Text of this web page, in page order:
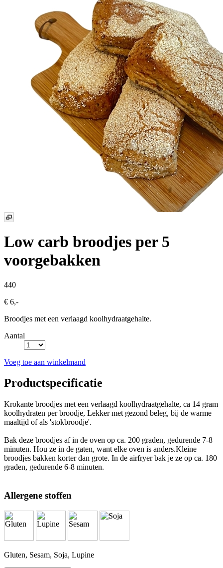
Low carb broodjes per 5
voorgebakken
440
€ 6,-
Broodjes met een verlaagd koolhydraatgehalte.
Aantal
Voeg toe aan winkelmand
Productspecificatie
Krokante broodjes met een verlaagd koolhydraatgehalte, ca 14 gram
koolhydraten per broodje, Lekker met gezond beleg, bij de warme
maaltijd of als 'stokbroodje'.
Bak deze broodjes af in de oven op ca. 200 graden, gedurende 7-8
minuten. Hou ze in de gaten, want elke oven is anders.Kleine
broodjes bakken korter dan grote. In de airfryer bak je ze op ca. 180
graden, gedurende 6-8 minuten.
Allergene stoffen
Gluten, Sesam, Soja, Lupine